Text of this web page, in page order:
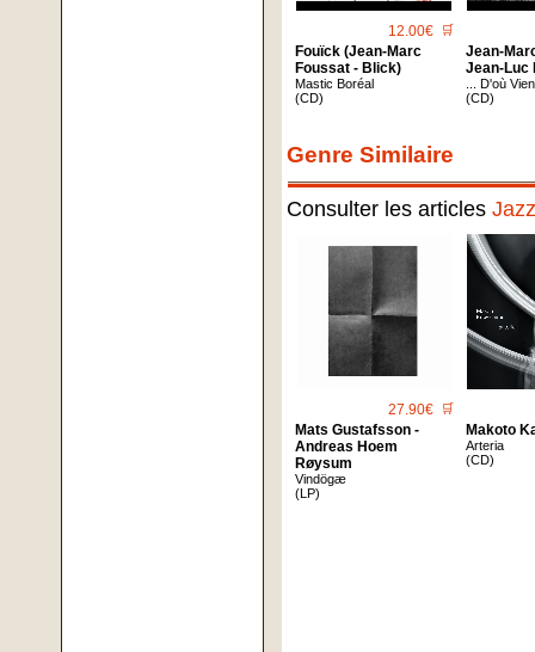
12.00€ 🛒
Fouïck (Jean-Marc
Foussat - Blick)
Mastic Boréal
(CD)
Jean-
Jean-Luc
... D'où
(CD)
Genre Similaire
Consulter les articles
27.90€ 🛒
Mats Gustafsson -
Andreas Hoem
Røysum
Vindögæ
(LP)
Makoto
Arteria
(CD)